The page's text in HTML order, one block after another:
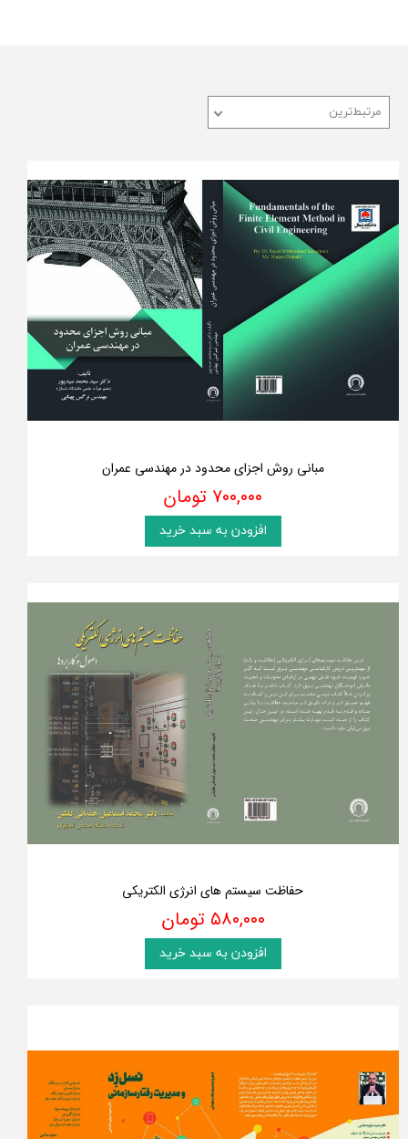
مرتبط‌ترین
مبانی روش اجزای محدود در مهندسی عمران
۷۰۰,۰۰۰ تومان
افزودن به سبد خرید
حفاظت سیستم های انرژی الکتریکی
۵۸۰,۰۰۰ تومان
افزودن به سبد خرید